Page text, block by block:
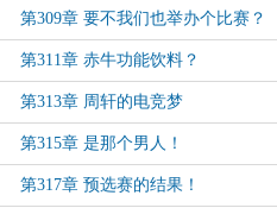
第309章 要不我们也举办个比赛？
第311章 赤牛功能饮料？
第313章 周轩的电竞梦
第315章 是那个男人！
第317章 预选赛的结果！